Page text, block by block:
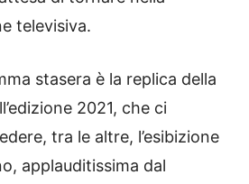
televisiva.
stasera è la replica della
2021, che ci
tra le altre, l’esibizione
applauditissima dal